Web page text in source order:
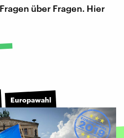
über Fragen. Hier
Europawahl